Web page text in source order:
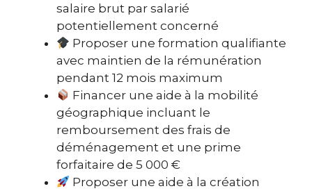
salaire brut par salarié
potentiellement concerné
Proposer une formation qualifiante
avec maintien de la rémunération
pendant 12 mois maximum
Financer une aide à la mobilité
géographique incluant le
remboursement des frais de
déménagement et une prime
forfaitaire de 5 000 €
Proposer une aide à la création